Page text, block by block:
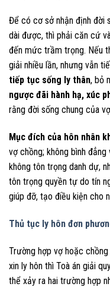
Để có cơ sở nhận định đời
dài được, thì phải căn cứ
đến mức trầm trọng. Nếu
giải nhiều lần, nhưng vẫn
tiếp tục sống ly thân, bỏ
ngược đãi hành hạ, xúc
rằng đời sống chung của
Mục đích của hôn nhân
vợ chồng; không bình
không tôn trọng danh dự,
tôn trọng quyền tự do tín
giúp đỡ, tạo điều kiện cho
Thủ tục ly hôn đơn
Trường hợp vợ hoặc
xin ly hôn thì Toà án giải
thể xảy ra hai trường hợp